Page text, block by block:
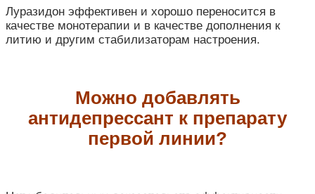
Луразидон эффективен и хорошо переносится в
качестве монотерапии и в качестве дополнения к
литию и другим стабилизаторам настроения.
Можно добавлять
антидепрессант к препарату
первой линии?